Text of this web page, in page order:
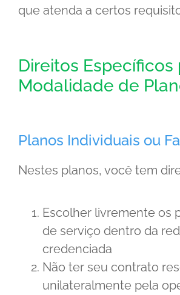
que atenda a certos
Direitos Específicos
Modalidade de
Planos Individuais ou
Nestes planos, você tem
Escolher livremente os
de serviço dentro da
credenciada
Não ter seu contrato
unilateralmente pela